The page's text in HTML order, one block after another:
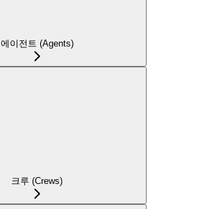
에이전트 (Agents)
크루 (Crews)